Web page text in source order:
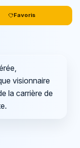
Favoris
visionnaire
la carrière de